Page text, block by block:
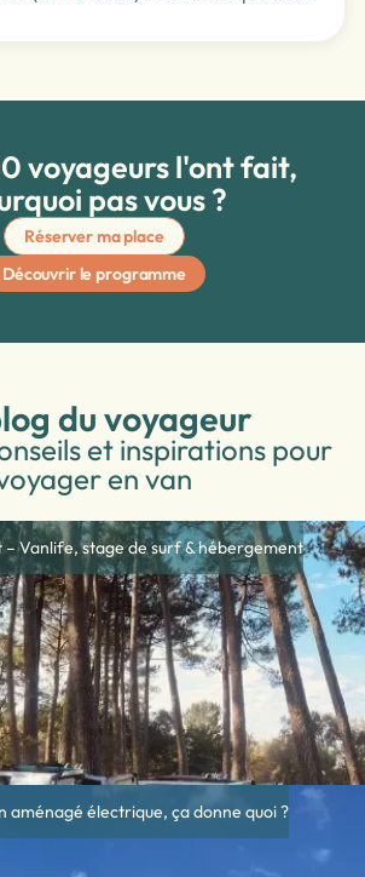
voyageurs l'ont fait,
pas vous ?
Réserver ma place
Découvrir le programme
du voyageur
et inspirations pour
en van
Vanlife, stage de surf & hébergement
aménagé électrique, ça donne quoi ?